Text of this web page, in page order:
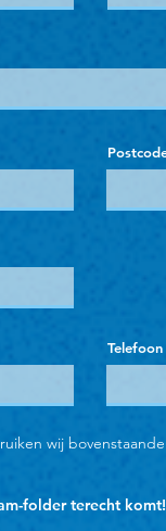
Telefoon
wij
folder terecht